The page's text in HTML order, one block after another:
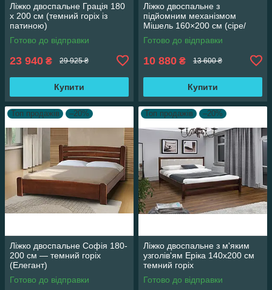
Ліжко двоспальне Грація 180
х 200 см (темний горіх із
патиною)
Готово до відправки
23 940 ₴ 29 925 ₴
Купити
Ліжко двоспальне з
підйомним механізмом
Мішель 160×200 см (сіре/
Аляска 05)
Готово до відправки
10 880 ₴ 13 600 ₴
Купити
Топ продажів –20%
Ліжко двоспальне Софія 180-
200 см — темний горіх
(Елегант)
Готово до відправки
Топ продажів –20%
Ліжко двоспальне з м'яким
узголів'ям Еріка 140х200 см
темний горіх
Готово до відправки